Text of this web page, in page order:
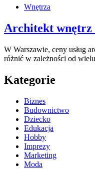
Wnętrza
Architekt wnętrz
W Warszawie, ceny usług
różnić w zależności od
Kategorie
Biznes
Budownictwo
Dziecko
Edukacja
Hobby
Imprezy
Marketing
Moda